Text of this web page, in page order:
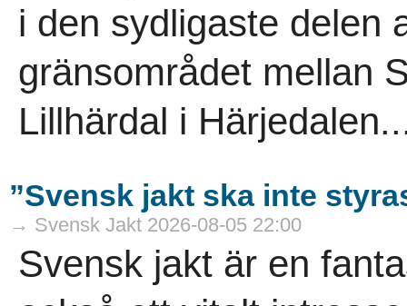
i den sydligaste delen
gränsområdet mellan
Lillhärdal i
”Svensk jakt ska inte
→ Svensk Jakt 2026-08-05 22:00
Svensk jakt är en